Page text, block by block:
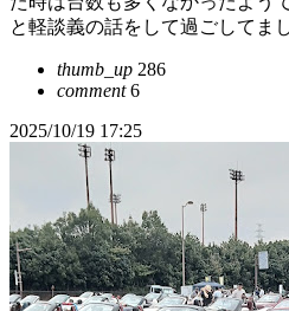
と軽談義の話をして過ごしてま
thumb_up 286
comment6
2025/10/19 17:25